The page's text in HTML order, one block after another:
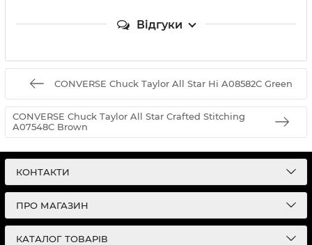
Відгуки
CONVERSE Chuck Taylor All Star Hi A08582C Green
CONVERSE Chuck Taylor All Star Crafted Stitching
A07548C Brown
КОНТАКТИ
ПРО МАГАЗИН
КАТАЛОГ ТОВАРІВ